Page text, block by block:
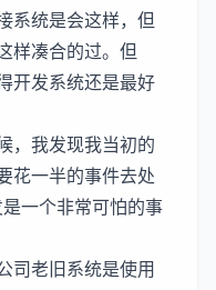
系统是会这样，但
样凑合的过。但
开发系统还是最好
，我发现我当初的
花一半的事件去处
一个非常可怕的事
司老旧系统是使用